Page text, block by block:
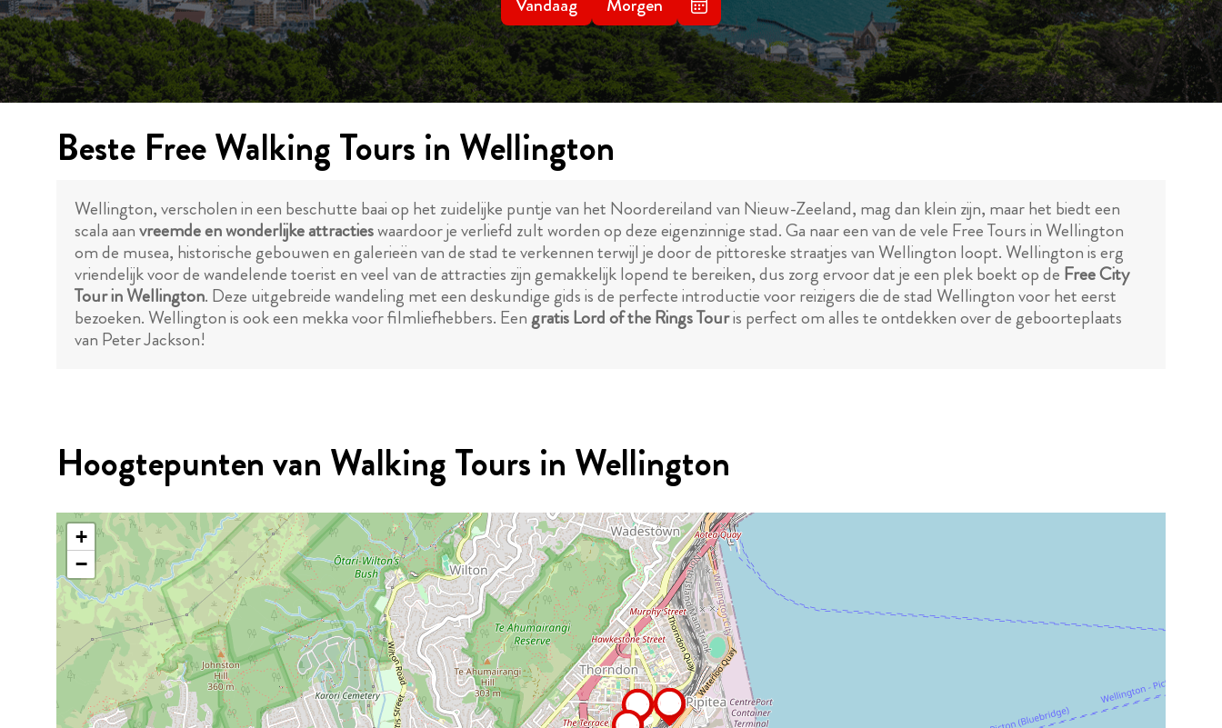
Beste Free Walking Tours in Wellington
Wellington, verscholen in een beschutte baai op het zuidelijke puntje van het Noordereiland van Nieuw-Zeeland, mag dan klein zijn, maar het biedt een
scala aanvreemde en wonderlijke attractieswaardoor je verliefd zult worden op deze eigenzinnige stad. Ga naar een van de vele Free Tours in Wellington
om de musea, historische gebouwen en galerieën van de stad te verkennen terwijl je door de pittoreske straatjes van Wellington loopt. Wellington is erg
vriendelijk voor de wandelende toerist en veel van de attracties zijn gemakkelijk lopend te bereiken, dus zorg ervoor dat je een plek boekt op de Free City
Tour in Wellington. Deze uitgebreide wandeling met een deskundige gids is de perfecte introductie voor reizigers die de stad Wellington voor het eerst
bezoeken. Wellington is ook een mekka voor filmliefhebbers. Eengratis Lord of the Rings Touris perfect om alles te ontdekken over de geboorteplaats
van Peter Jackson!
Hoogtepunten van Walking Tours in Wellington
+
−